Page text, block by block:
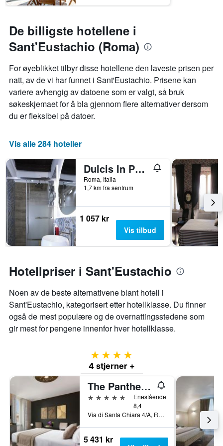
De billigste hotellene i
Sant'Eustachio (Roma)
For øyeblikket tilbyr disse hotellene den laveste prisen per
natt, av de vi har funnet i Sant'Eustachio. Prisene kan
variere avhengig av datoene som er valgt, så bruk
søkeskjemaet for å bla gjennom flere alternativer dersom
du er fleksibel på datoer.
Vis alle 284 hoteller
Dulcis In Pantheon
Roma, Italia
1,7 km fra sentrum
1 057 kr
Vis tilbud
Hotellpriser i Sant'Eustachio
Noen av de beste alternativene blant hotell i
Sant'Eustachio, kategorisert etter hotellklasse. Du finner
også de mest populære og de overnattingsstedene som
gir mest for pengene innenfor hver hotellklasse.
4 stjerner
4 stjerner +
The Pantheon Iconic Rome Hotel, Autograph Collection
5 stjerner
Enestående
8,4
Via di Santa Chiara 4/A, Roma, Italia
5 431 kr